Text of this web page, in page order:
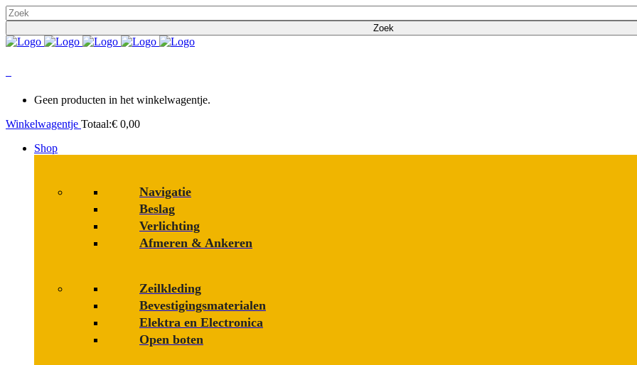
Geen producten in het winkelwagentje.
Winkelwagentje Totaal:€ 0,00
Shop
Navigatie
Beslag
Verlichting
Afmeren & Ankeren
Zeilkleding
Bevestigings­­materialen
Elektra en Electronica
Open boten